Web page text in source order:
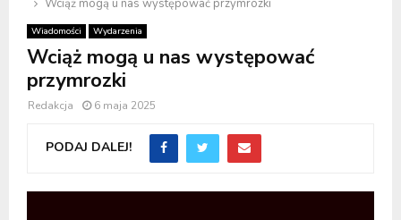
Wciąż mogą u nas występować przymrozki
Wiadomości Wydarzenia
Wciąż mogą u nas występować
przymrozki
Redakcja 6 maja 2025
PODAJ DALEJ!